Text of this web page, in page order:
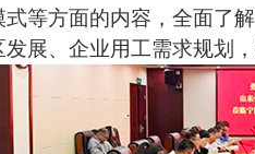
等方面的内容，全面了
展、企业用工需求规划